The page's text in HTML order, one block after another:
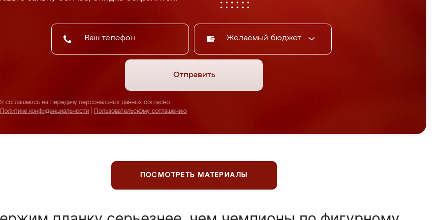
Желаемый бюджет
Отправить
Я соглашаюсь на передачу персональных данных согласно
Политике конфиденциальности
Пользовательскому соглашению
ПОСМОТРЕТЬ МАТЕРИАЛЫ